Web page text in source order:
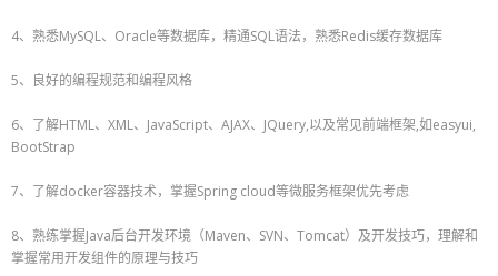
- B74医药/医疗
- B75交通/物流
- B76广告/传媒
4、熟悉MySQL、Oracle等数据库，精通SQL语法，熟悉Redis缓存数据库
5、良好的编程规范和编程风格
6、了解HTML、XML、JavaScript、AJAX、JQuery,以及常见前端框架,如easyui,
BootStrap
7、了解docker容器技术，掌握Spring cloud等微服务框架优先考虑
8、熟练掌握Java后台开发环境（Maven、SVN、Tomcat）及开发技巧，理解和
掌握常用开发组件的原理与技巧